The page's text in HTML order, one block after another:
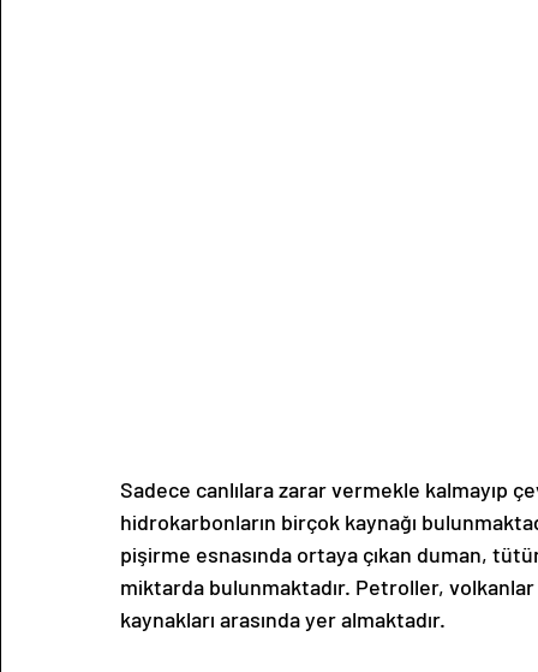
Sadece canlılara zarar vermekle kalmayıp
hidrokarbonların birçok kaynağı
pişirme esnasında ortaya çıkan duman,
miktarda bulunmaktadır. Petroller,
kaynakları arasında yer almaktadır.